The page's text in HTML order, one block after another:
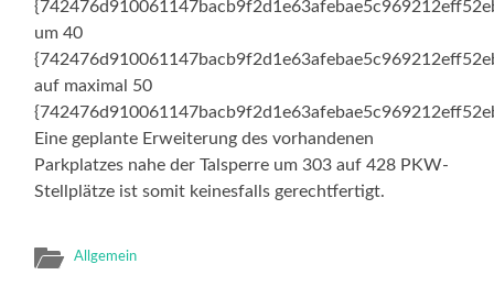
um 40
auf maximal 50
Eine geplante Erweiterung des vorhandenen
Parkplatzes nahe der Talsperre um 303 auf 428 PKW-
Stellplätze ist somit keinesfalls gerechtfertigt.
Allgemein